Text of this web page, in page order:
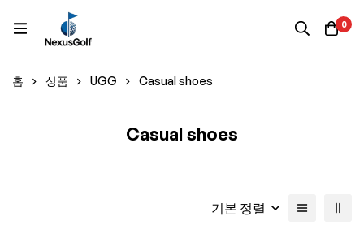
0
홈 상품 UGG Casual shoes
Casual shoes
기본 정렬